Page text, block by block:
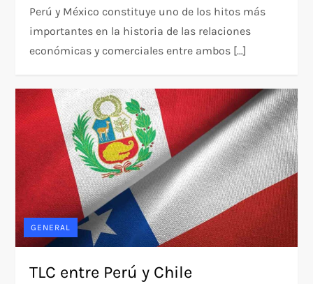
Perú y México constituye uno de los hitos más
importantes en la historia de las relaciones
económicas y comerciales entre ambos […]
GENERAL
TLC entre Perú y Chile